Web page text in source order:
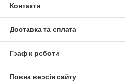
Контакти
Доставка та оплата
Графік роботи
Повна версія сайту